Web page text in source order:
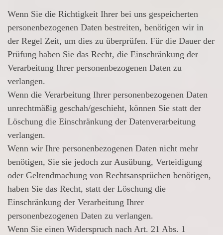
Wenn Sie die Richtigkeit Ihrer bei uns gespeicherten
personenbezogenen Daten bestreiten, benötigen wir in
der Regel Zeit, um dies zu überprüfen. Für die Dauer der
Prüfung haben Sie das Recht, die Einschränkung der
Verarbeitung Ihrer personenbezogenen Daten zu
verlangen.
Wenn die Verarbeitung Ihrer personenbezogenen Daten
unrechtmäßig geschah/geschieht, können Sie statt der
Löschung die Einschränkung der Datenverarbeitung
verlangen.
Wenn wir Ihre personenbezogenen Daten nicht mehr
benötigen, Sie sie jedoch zur Ausübung, Verteidigung
oder Geltendmachung von Rechtsansprüchen benötigen,
haben Sie das Recht, statt der Löschung die
Einschränkung der Verarbeitung Ihrer
personenbezogenen Daten zu verlangen.
Wenn Sie einen Widerspruch nach Art. 21 Abs. 1